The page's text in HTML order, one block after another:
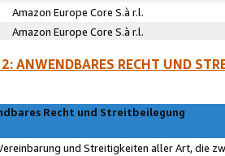
Amazon Europe Core S.à r.l.
Amazon Europe Core S.à r.l.
ANWENDBARES RECHT UND
Recht und Streitbeilegung
und Streitigkeiten aller Art, die